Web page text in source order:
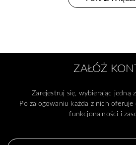
ZAŁÓŻ
Zarejestruj się, wybierając jedną
Po zalogowaniu każda z nich
funkcjonalności i